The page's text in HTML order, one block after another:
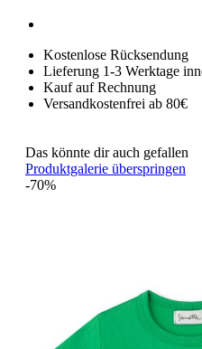
Kostenlose Rücksendung
Lieferung 1-3 Werktage
Kauf auf Rechnung
Versandkostenfrei ab 80€
Das könnte dir auch gefallen
Produktgalerie überspringen
-70%